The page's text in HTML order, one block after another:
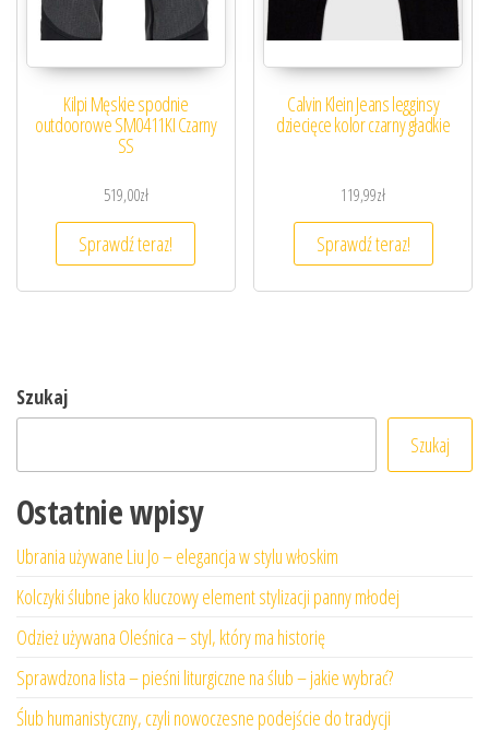
Kilpi Męskie spodnie
outdoorowe SM0411KI Czarny
SS
519,00zł
Sprawdź teraz!
Calvin Klein Jeans legginsy
dziecięce kolor czarny gładkie
119,99zł
Sprawdź teraz!
Szukaj
Szukaj
Ostatnie wpisy
Ubrania używane Liu Jo – elegancja w stylu włoskim
Kolczyki ślubne jako kluczowy element stylizacji panny młodej
Odzież używana Oleśnica – styl, który ma historię
Sprawdzona lista – pieśni liturgiczne na ślub – jakie wybrać?
Ślub humanistyczny, czyli nowoczesne podejście do tradycji